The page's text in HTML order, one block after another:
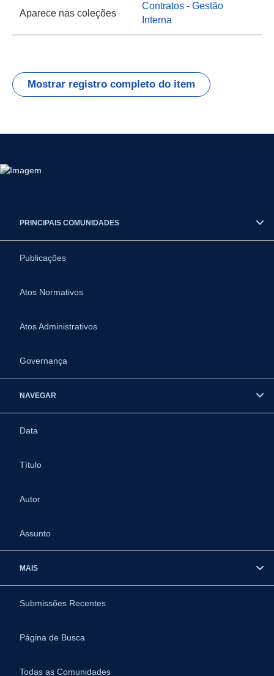
Aparece nas coleções
Contratos - Gestão
Interna
Mostrar registro completo do item
PRINCIPAIS COMUNIDADES
Publicações
Atos Normativos
Atos Administrativos
Governança
NAVEGAR
Data
Título
Autor
Assunto
MAIS
Submissões Recentes
Página de Busca
Todas as Comunidades